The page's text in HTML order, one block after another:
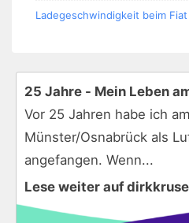
Ladegeschwindigkeit beim
25 Jahre - Mein Leben
Vor 25 Jahren habe ich
Münster/Osnabrück als
angefangen. Wenn...
Lese weiter auf